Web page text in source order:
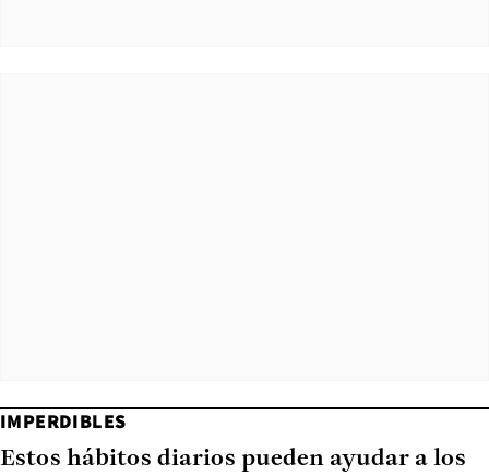
IMPERDIBLES
Estos hábitos diarios pueden ayudar a los